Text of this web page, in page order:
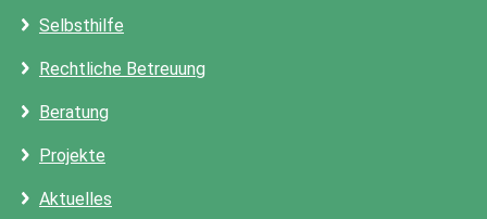
Selbsthilfe
Rechtliche Betreuung
Beratung
Projekte
Aktuelles